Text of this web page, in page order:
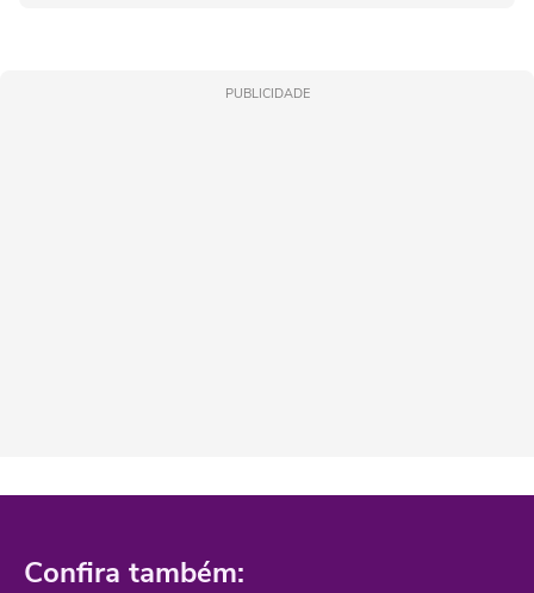
PUBLICIDADE
Confira também: